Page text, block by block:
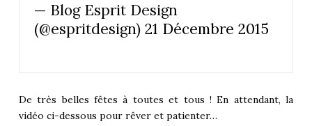
— Blog Esprit Design
(@espritdesign) 21 Décembre 2015
De très belles fêtes à toutes et tous ! En attendant, la
vidéo ci-dessous pour rêver et patienter…